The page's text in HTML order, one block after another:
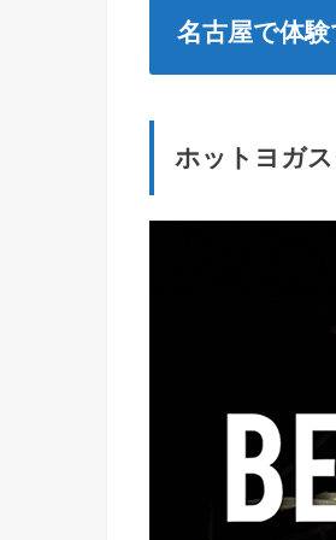
名古屋で体
ホットヨガ